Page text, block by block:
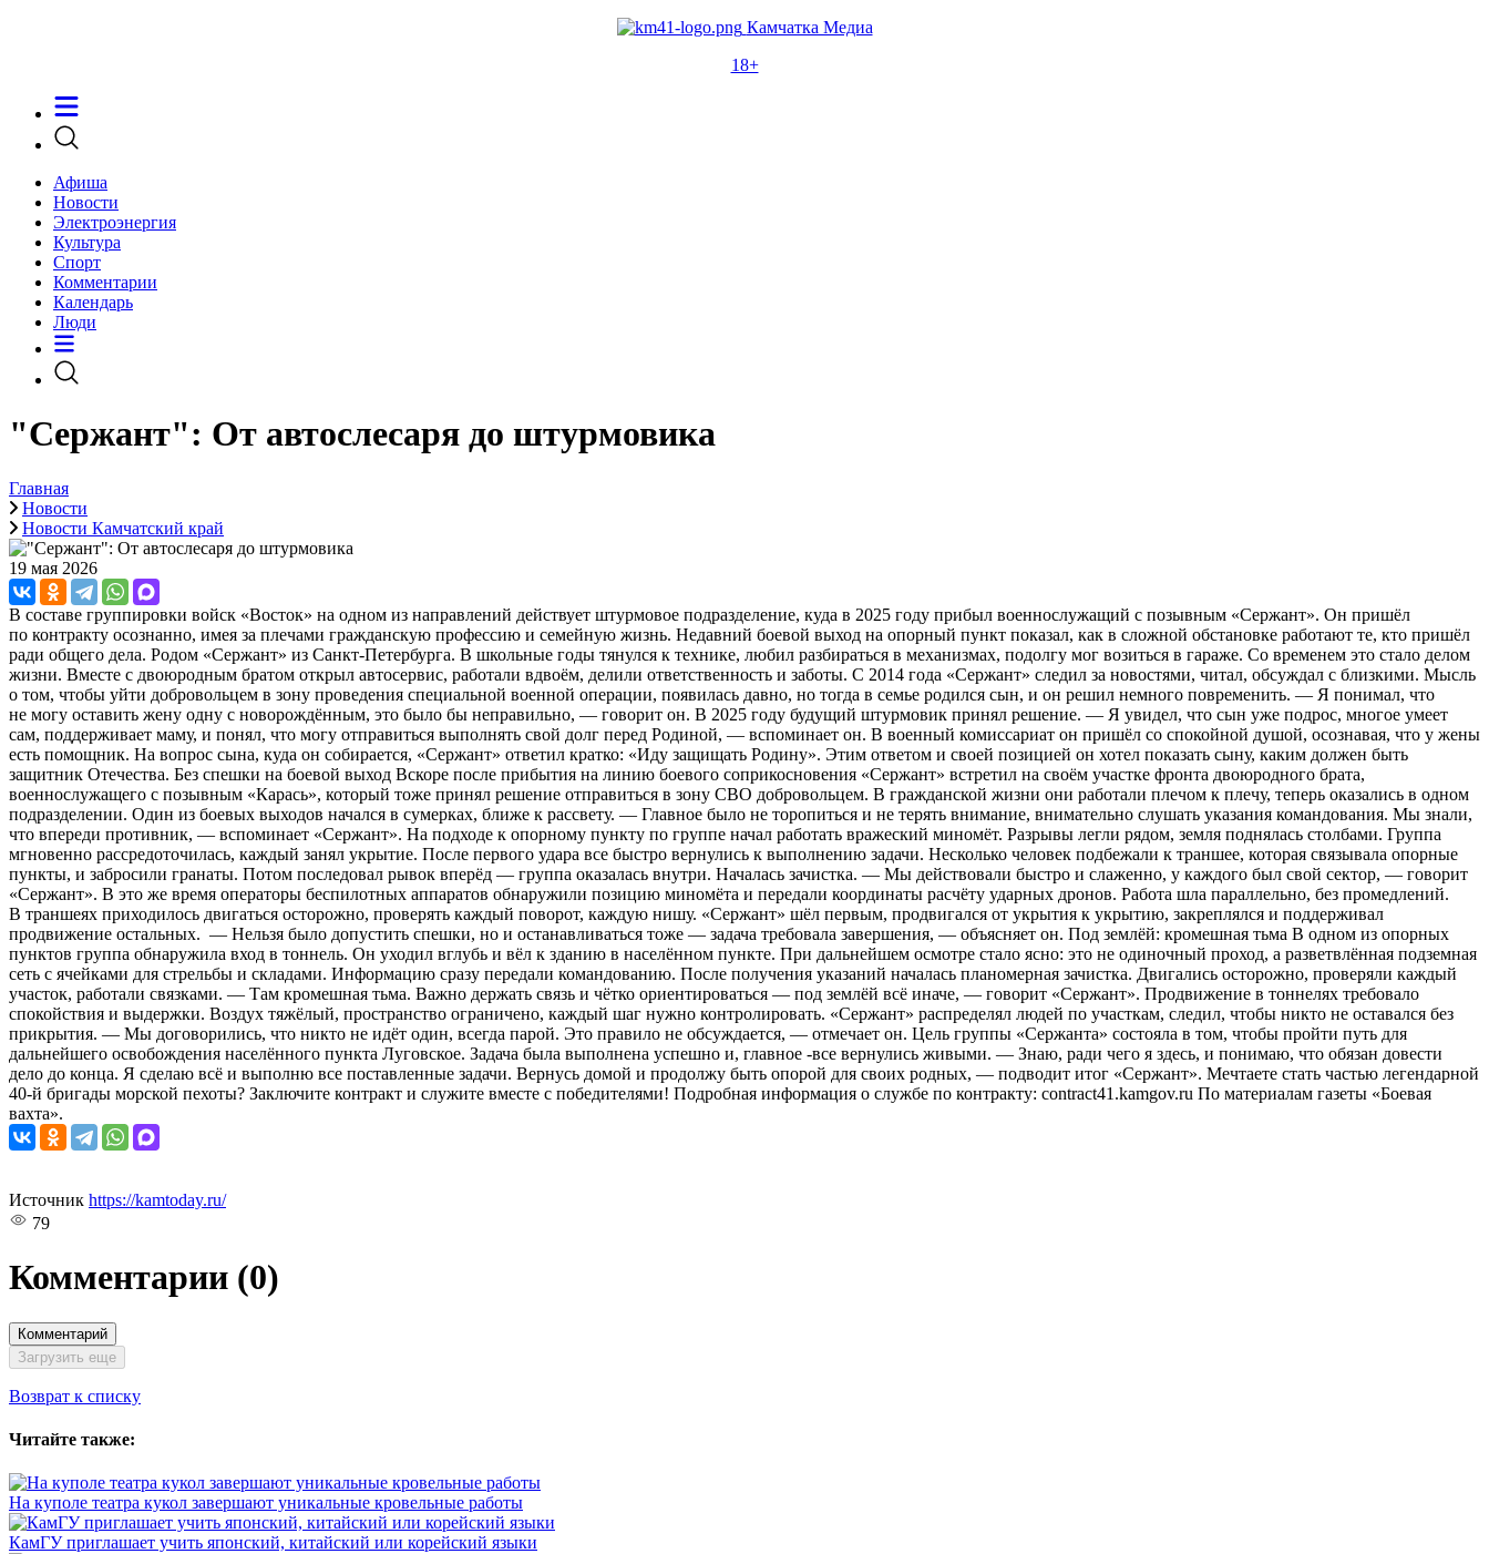
Камчатка Медиа
18+
Афиша
Новости
Электроэнергия
Культура
Спорт
Комментарии
Календарь
Люди
"Сержант": От автослесаря до штурмовика
Главная
Новости
Новости Камчатский край
19 мая 2026
В составе группировки войск «Восток» на одном из направлений действует штурмовое подразделение, куда в 2025 году прибыл военнослужащий с позывным «Сержант». Он пришёл
по контракту осознанно, имея за плечами гражданскую профессию и семейную жизнь. Недавний боевой выход на опорный пункт показал, как в сложной обстановке работают те, кто пришёл
ради общего дела. Родом «Сержант» из Санкт-Петербурга. В школьные годы тянулся к технике, любил разбираться в механизмах, подолгу мог возиться в гараже. Со временем это стало делом
жизни. Вместе с двоюродным братом открыл автосервис, работали вдвоём, делили ответственность и заботы. С 2014 года «Сержант» следил за новостями, читал, обсуждал с близкими. Мысль
о том, чтобы уйти добровольцем в зону проведения специальной военной операции, появилась давно, но тогда в семье родился сын, и он решил немного повременить. — Я понимал, что
не могу оставить жену одну с новорождённым, это было бы неправильно, — говорит он. В 2025 году будущий штурмовик принял решение. — Я увидел, что сын уже подрос, многое умеет
сам, поддерживает маму, и понял, что могу отправиться выполнять свой долг перед Родиной, — вспоминает он. В военный комиссариат он пришёл со спокойной душой, осознавая, что у жены
есть помощник. На вопрос сына, куда он собирается, «Сержант» ответил кратко: «Иду защищать Родину». Этим ответом и своей позицией он хотел показать сыну, каким должен быть
защитник Отечества. Без спешки на боевой выход Вскоре после прибытия на линию боевого соприкосновения «Сержант» встретил на своём участке фронта двоюродного брата,
военнослужащего с позывным «Карась», который тоже принял решение отправиться в зону СВО добровольцем. В гражданской жизни они работали плечом к плечу, теперь оказались в одном
подразделении. Один из боевых выходов начался в сумерках, ближе к рассвету. — Главное было не торопиться и не терять внимание, внимательно слушать указания командования. Мы знали,
что впереди противник, — вспоминает «Сержант». На подходе к опорному пункту по группе начал работать вражеский миномёт. Разрывы легли рядом, земля поднялась столбами. Группа
мгновенно рассредоточилась, каждый занял укрытие. После первого удара все быстро вернулись к выполнению задачи. Несколько человек подбежали к траншее, которая связывала опорные
пункты, и забросили гранаты. Потом последовал рывок вперёд — группа оказалась внутри. Началась зачистка. — Мы действовали быстро и слаженно, у каждого был свой сектор, — говорит
«Сержант». В это же время операторы беспилотных аппаратов обнаружили позицию миномёта и передали координаты расчёту ударных дронов. Работа шла параллельно, без промедлений.
В траншеях приходилось двигаться осторожно, проверять каждый поворот, каждую нишу. «Сержант» шёл первым, продвигался от укрытия к укрытию, закреплялся и поддерживал
продвижение остальных. — Нельзя было допустить спешки, но и останавливаться тоже — задача требовала завершения, — объясняет он. Под землёй: кромешная тьма В одном из опорных
пунктов группа обнаружила вход в тоннель. Он уходил вглубь и вёл к зданию в населённом пункте. При дальнейшем осмотре стало ясно: это не одиночный проход, а разветвлённая подземная
сеть с ячейками для стрельбы и складами. Информацию сразу передали командованию. После получения указаний началась планомерная зачистка. Двигались осторожно, проверяли каждый
участок, работали связками. — Там кромешная тьма. Важно держать связь и чётко ориентироваться — под землёй всё иначе, — говорит «Сержант». Продвижение в тоннелях требовало
спокойствия и выдержки. Воздух тяжёлый, пространство ограничено, каждый шаг нужно контролировать. «Сержант» распределял людей по участкам, следил, чтобы никто не оставался без
прикрытия. — Мы договорились, что никто не идёт один, всегда парой. Это правило не обсуждается, — отмечает он. Цель группы «Сержанта» состояла в том, чтобы пройти путь для
дальнейшего освобождения населённого пункта Луговское. Задача была выполнена успешно и, главное -все вернулись живыми. — Знаю, ради чего я здесь, и понимаю, что обязан довести
дело до конца. Я сделаю всё и выполню все поставленные задачи. Вернусь домой и продолжу быть опорой для своих родных, — подводит итог «Сержант». Мечтаете стать частью легендарной
40-й бригады морской пехоты? Заключите контракт и служите вместе с победителями! Подробная информация о службе по контракту: contract41.kamgov.ru По материалам газеты «Боевая
вахта».
Источник https://kamtoday.ru/
79
Комментарии (0)
Комментарий
Загрузить еще
Возврат к списку
Читайте также:
На куполе театра кукол завершают уникальные кровельные работы
КамГУ приглашает учить японский, китайский или корейский языки